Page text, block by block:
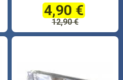
4,90 €
12,90 €